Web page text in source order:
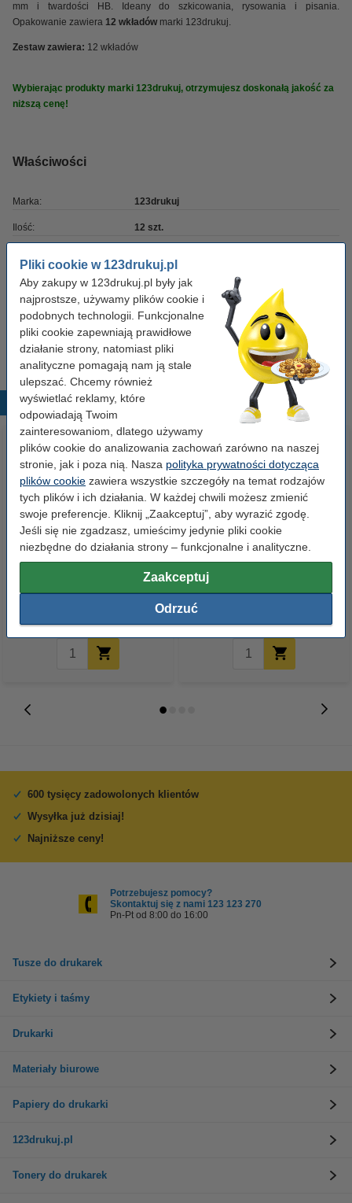
Pliki cookie w 123drukuj.pl
Aby zakupy w 123drukuj.pl były jak
najprostsze, używamy plików cookie i
podobnych technologii. Funkcjonalne
pliki cookie zapewniają prawidłowe
działanie strony, natomiast pliki
analityczne pomagają nam ją stale
ulepszać. Chcemy również
wyświetlać reklamy, które
odpowiadają Twoim
zainteresowaniom, dlatego używamy
plików cookie do analizowania zachowań zarówno na naszej
stronie, jak i poza nią. Nasza polityka prywatności dotycząca
plików cookie zawiera wszystkie szczegóły na temat rodzajów
tych plików i ich działania. W każdej chwili możesz zmienić
swoje preferencje. Kliknij „Zaakceptuj”, aby wyrazić zgodę.
Jeśli się nie zgadzasz, umieścimy jedynie pliki cookie
niezbędne do działania strony – funkcjonalne i analityczne.
Zaakceptuj
Odrzuć
mm i twardości HB. Ideany do szkicowania, rysowania i pisania.
Opakowanie zawiera 12 wkładów marki 123drukuj.
Zestaw zawiera: 12 wkładów
Wybierając produkty marki 123drukuj, otrzymujesz doskonałą jakość za
niższą cenę!
Właściwości
Marka: 123drukuj
Ilość: 12 szt.
Twardość ołówka: HB
Rodzaj: wkłady do ołówków mechanicznych
Grubość: 0.5 mm
Popularne produkty
Wkłady do ołówków
Papier ksero A4 80 g/m2 (500
600 tysięcy zadowolonych klientów
Wysyłka już dzisiaj!
Najniższe ceny!
Potrzebujesz pomocy?
Skontaktuj się z nami 123 123 270
Pn-Pt od 8:00 do 16:00
Tusze do drukarek
Etykiety i taśmy
Drukarki
Materiały biurowe
Papiery do drukarki
123drukuj.pl
Tonery do drukarek